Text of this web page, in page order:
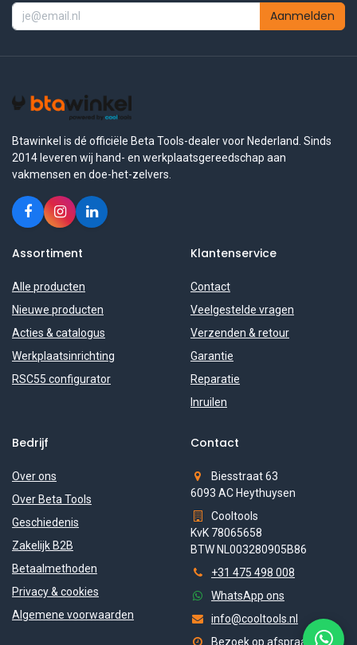
Aanmelden
Btawinkel is dé officiële Beta Tools-dealer voor Nederland. Sinds
2014 leveren wij hand- en werkplaatsgereedschap aan
vakmensen en doe-het-zelvers.
Assortiment
Alle producten
Nieuwe producten
Acties & catalogus
Werkplaatsinrichting
RSC55 configurator
Klantenservice
Contact
Veelgestelde vragen
Verzenden & retour
Garantie
Reparatie
Inruilen
Bedrijf
Over ons
Over Beta Tools
Geschiedenis
Zakelijk B2B
Betaalmethoden
Privacy & cookies
Algemene voorwaarden
Contact
Biesstraat 63
6093 AC Heythuysen
Cooltools
KvK 78065658
BTW NL003280905B86
+31 475 498 008
WhatsApp ons
info@cooltools.nl
Bezoek op afspraak (ma-